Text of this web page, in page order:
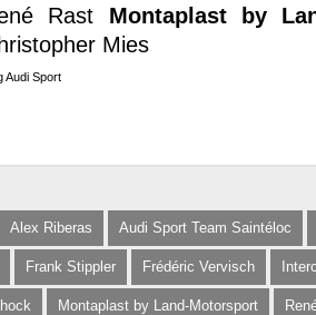
Rast Montaplast by
Mies
Audi Sport
Alex Riberas Audi Sport Team Saintéloc
Frank Stippler Frédéric Vervisch
Montaplast by Land-Motorsport